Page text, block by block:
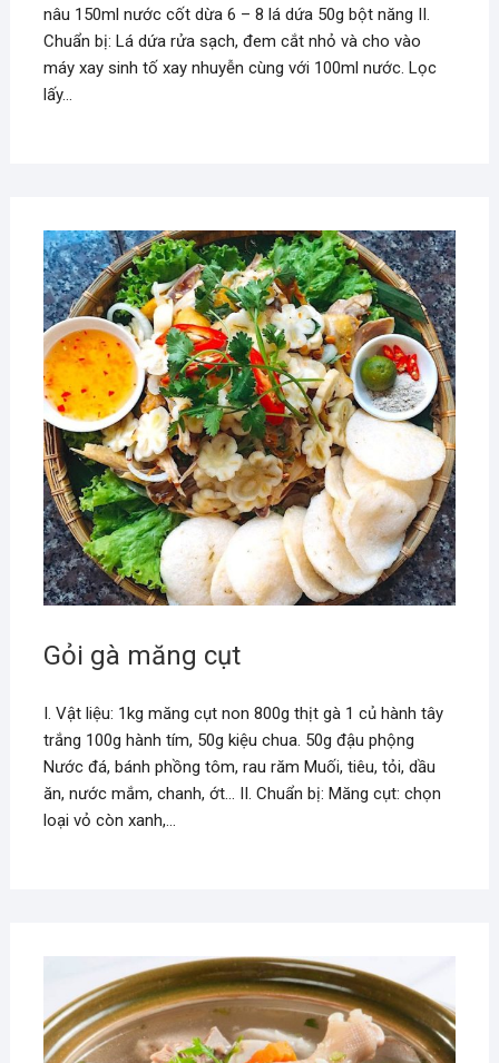
nâu 150ml nước cốt dừa 6 – 8 lá dứa 50g bột năng II.
Chuẩn bị: Lá dứa rửa sạch, đem cắt nhỏ và cho vào
máy xay sinh tố xay nhuyễn cùng với 100ml nước. Lọc
lấy…
Gỏi gà măng cụt
I. Vật liệu: 1kg măng cụt non 800g thịt gà 1 củ hành tây
trắng 100g hành tím, 50g kiệu chua. 50g đậu phộng
Nước đá, bánh phồng tôm, rau răm Muối, tiêu, tỏi, dầu
ăn, nước mắm, chanh, ớt… II. Chuẩn bị: Măng cụt: chọn
loại vỏ còn xanh,…